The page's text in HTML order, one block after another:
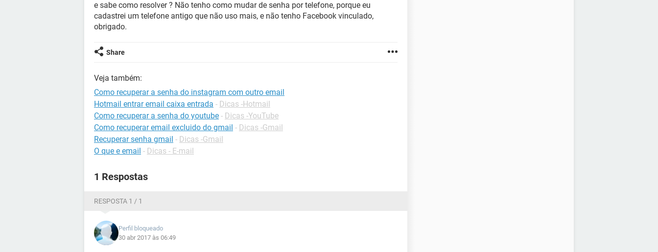
e sabe como resolver ? Não tenho como mudar de senha por telefone, porque eu
cadastrei um telefone antigo que não uso mais, e não tenho Facebook vinculado,
obrigado.
Share
Veja também:
Como recuperar a senha do instagram com outro email
Hotmail entrar email caixa entrada - Dicas -Hotmail
Como recuperar a senha do youtube - Dicas -YouTube
Como recuperar email excluido do gmail - Dicas -Gmail
Recuperar senha gmail - Dicas -Gmail
O que e email - Dicas - E-mail
1 Respostas
RESPOSTA 1 / 1
Perfil bloqueado
30 abr 2017 às 06:49